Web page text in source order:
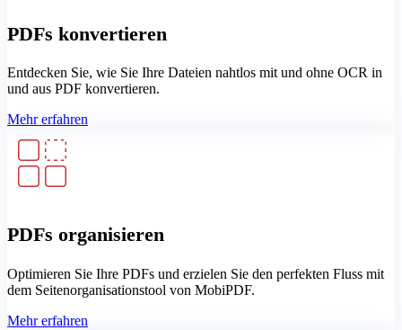
PDFs konvertieren
Entdecken Sie, wie Sie Ihre Dateien nahtlos mit und ohne OCR in
und aus PDF konvertieren.
Mehr erfahren
PDFs organisieren
Optimieren Sie Ihre PDFs und erzielen Sie den perfekten Fluss mit
dem Seitenorganisationstool von MobiPDF.
Mehr erfahren